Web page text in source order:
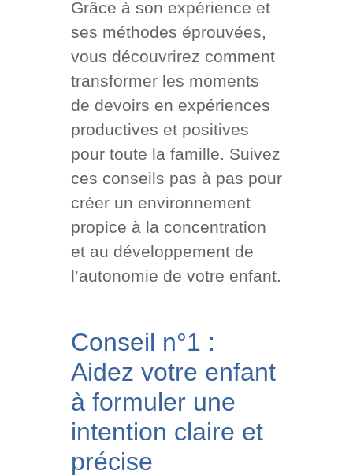
Grâce à son expérience et
ses méthodes éprouvées,
vous découvrirez comment
transformer les moments
de devoirs en expériences
productives et positives
pour toute la famille. Suivez
ces conseils pas à pas pour
créer un environnement
propice à la concentration
et au développement de
l’autonomie de votre enfant.
Conseil n°1 :
Aidez votre enfant
à formuler une
intention claire et
précise